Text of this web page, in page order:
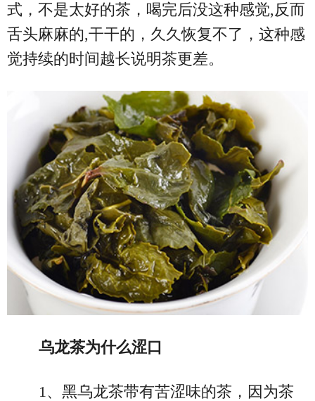
式，不是太好的茶，喝完后没这种感觉,反而
舌头麻麻的,干干的，久久恢复不了，这种感
觉持续的时间越长说明茶更差。
乌龙茶为什么涩口
1、黑乌龙茶带有苦涩味的茶，因为茶